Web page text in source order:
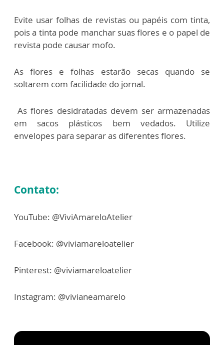
Evite usar folhas de revistas ou papéis com tinta,
pois a tinta pode manchar suas flores e o papel de
revista pode causar mofo.
As flores e folhas estarão secas quando se
soltarem com facilidade do jornal.
As flores desidratadas devem ser armazenadas
em sacos plásticos bem vedados. Utilize
envelopes para separar as diferentes flores.
Contato:
YouTube: @ViviAmareloAtelier
Facebook: @viviamareloatelier
Pinterest: @viviamareloatelier
Instagram: @vivianeamarelo